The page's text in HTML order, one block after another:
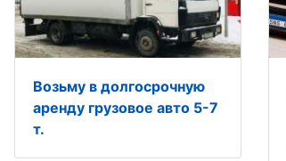
Возьму в долгосрочную
аренду грузовое авто 5-7
т.